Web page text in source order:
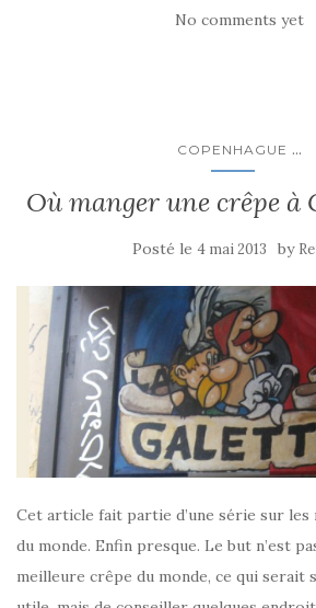
No comments yet
COPENHAGUE ...
Où manger une crêpe à
Posté le 4 mai 2013 by
Cet article fait partie d’une série sur les
du monde. Enfin presque. Le but n’est
meilleure crêpe du monde, ce qui serait